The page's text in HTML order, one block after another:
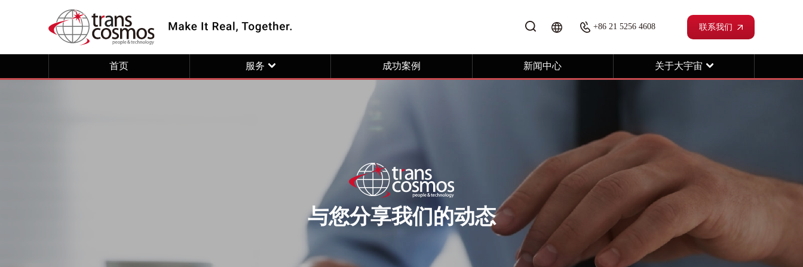
+86 21 5256 4608 联系我们
首页 服务 成功案例 新闻中心 关于大宇宙
与您分享我们的动态